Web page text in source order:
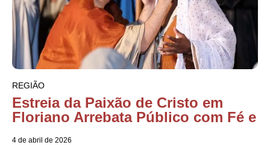
REGIÃO
Estreia da Paixão de Cristo em
Floriano Arrebata Público com Fé e
4 de abril de 2026